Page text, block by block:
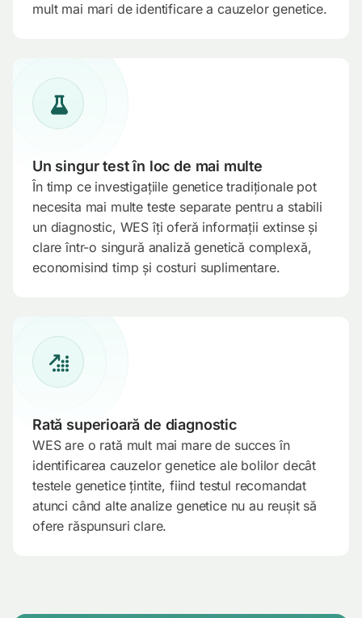
mult mai mari de identificare a cauzelor genetice.
Un singur test în loc de mai multe
În timp ce investigațiile genetice tradiționale pot
necesita mai multe teste separate pentru a stabili
un diagnostic, WES îți oferă informații extinse și
clare într-o singură analiză genetică complexă,
economisind timp și costuri suplimentare.
Rată superioară de diagnostic
WES are o rată mult mai mare de succes în
identificarea cauzelor genetice ale bolilor decât
testele genetice țintite, fiind testul recomandat
atunci când alte analize genetice nu au reușit să
ofere răspunsuri clare.